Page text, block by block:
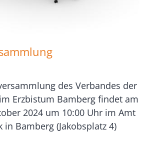
des Verbandes der
Erzbistum Bamberg findet am
2024 um 10:00 Uhr im Amt
Bamberg (Jakobsplatz 4)